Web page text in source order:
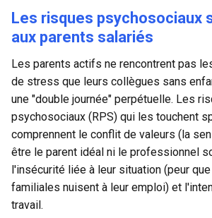
Les risques psychosociaux
aux parents salariés
Les parents actifs ne rencontrent pas
de stress que leurs collègues sans
une "double journée" perpétuelle. Les
psychosociaux (RPS) qui les touchent
comprennent le conflit de valeurs (la
être le parent idéal ni le professionnel
l'insécurité liée à leur situation (peur
familiales nuisent à leur emploi) et
travail.